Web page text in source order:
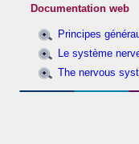
Documentation web
Principes
Le système
The nervous